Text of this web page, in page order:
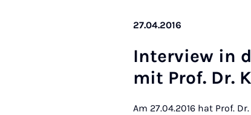
27.04.2016
In­ter­view in
mit Prof. Dr.
Am 27.04.2016 hat Prof.